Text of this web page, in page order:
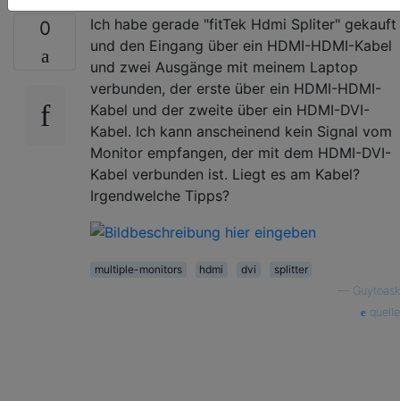
0
Ich habe gerade "fitTek Hdmi Spliter" gekauft
und den Eingang über ein HDMI-HDMI-Kabel
und zwei Ausgänge mit meinem Laptop
verbunden, der erste über ein HDMI-HDMI-
Kabel und der zweite über ein HDMI-DVI-
Kabel. Ich kann anscheinend kein Signal vom
Monitor empfangen, der mit dem HDMI-DVI-
Kabel verbunden ist. Liegt es am Kabel?
Irgendwelche Tipps?
multiple-monitors hdmi dvi
splitter
Guytoask
quelle